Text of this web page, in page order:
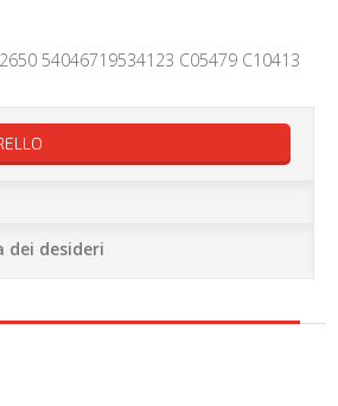
54046719534123 C05479 C10413
dei desideri